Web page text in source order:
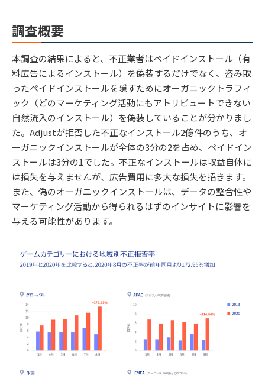
調査概要
本調査の結果によると、不正業者はペイドインストール（有
料広告によるインストール）を偽装するだけでなく、盗み取
ったペイドインストールを隠すためにオーガニックトラフィ
ック（どのマーケティング活動にもアトリビュートできない
自然流入のインストール）を偽装していることが分かりまし
た。Adjustが拒否した不正なインストール2億件のうち、オ
ーガニックインストールが全体の3分の2を占め、ペイドイン
ストールは3分の1でした。不正なインストールは収益自体に
は損失を与えませんが、広告費用に多大な損失を招きます。
また、偽のオーガニックインストールは、データの整合性や
マーケティング活動から得られるはずのインサイトに影響を
与える可能性があります。